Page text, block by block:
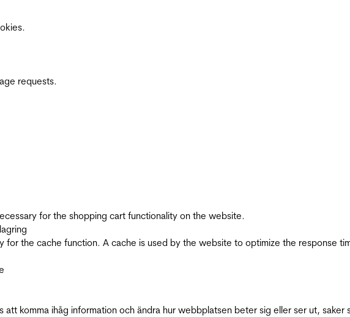
requests.
for the shopping cart functionality on the website.
for the cache function. A cache is used by the website to optimize the response
komma ihåg information och ändra hur webbplatsen beter sig eller ser ut,